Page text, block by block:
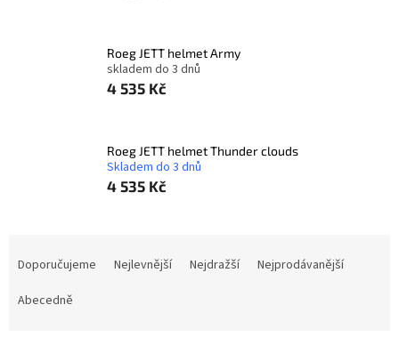
Roeg JETT helmet Army
skladem do 3 dnů
4 535 Kč
Roeg JETT helmet Thunder clouds
Skladem do 3 dnů
4 535 Kč
Doporučujeme Nejlevnější Nejdražší
Nejprodávanější
Abecedně